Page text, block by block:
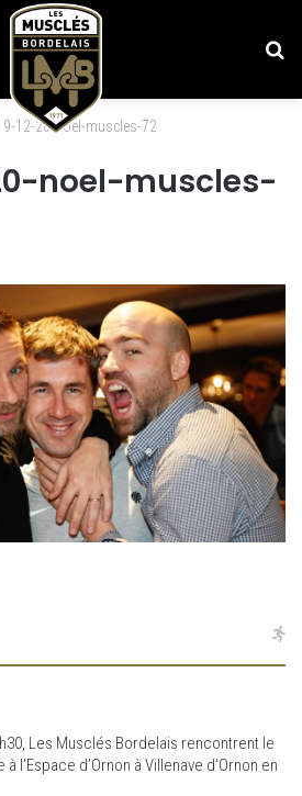
12-20-noel-muscles-72
noel-muscles-
Les Musclés Bordelais rencontrent le
l’Espace d’Ornon à Villenave d’Ornon en